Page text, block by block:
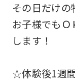
その日だけ
お子様でも
します！
☆体験後1週